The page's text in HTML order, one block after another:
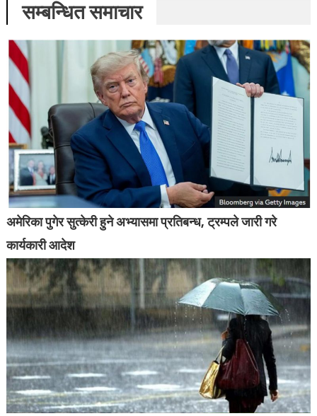
सम्बन्धित समाचार
अमेरिका पुगेर सुत्केरी हुने अभ्यासमा प्रतिबन्ध, ट्रम्पले जारी गरे
कार्यकारी आदेश